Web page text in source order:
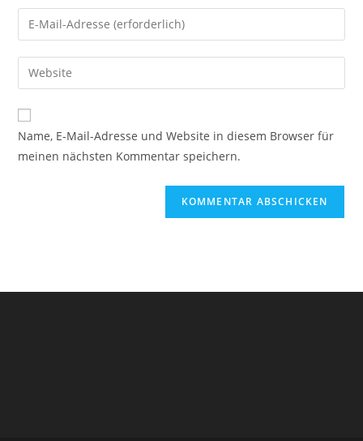
Namen
oder
zum
Kommentieren
ein
Gib
deine
E-
Mail-
zum
Kommentieren
ein
Gib
deine
Website-
URL
Name, E-Mail-Adresse und Website in diesem Browser für
meinen nächsten Kommentar speichern.